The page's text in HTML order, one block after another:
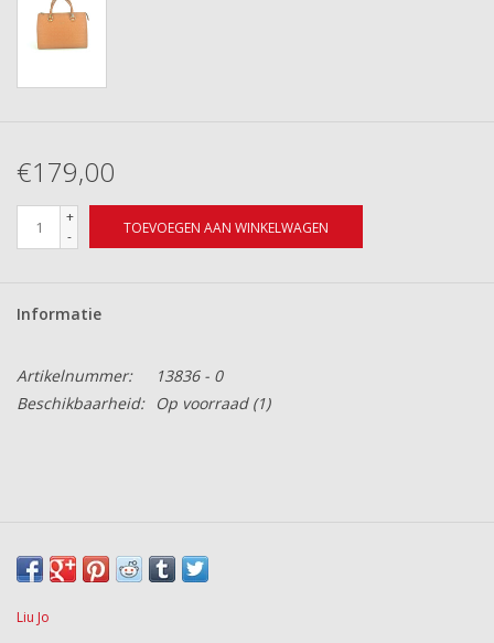
€179,00
+
-
TOEVOEGEN AAN WINKELWAGEN
Informatie
Artikelnummer:
13836 - 0
Beschikbaarheid:
Op voorraad(1)
Liu Jo